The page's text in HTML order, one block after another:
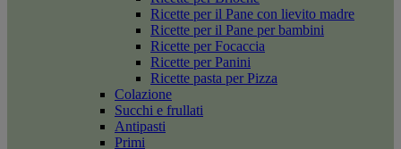
Ricette per il Pane con lievito madre
Ricette per il Pane per bambini
Ricette per Focaccia
Ricette per Panini
Ricette pasta per Pizza
Colazione
Succhi e frullati
Antipasti
Primi